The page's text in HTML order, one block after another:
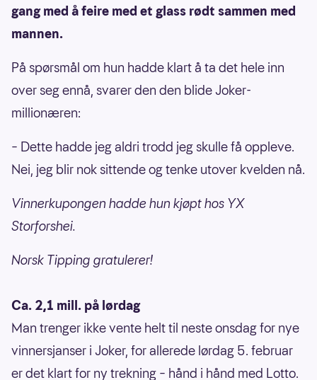
gang med å feire med et glass rødt sammen med
mannen.
På spørsmål om hun hadde klart å ta det hele inn
over seg ennå, svarer den den blide Joker-
millionæren:
– Dette hadde jeg aldri trodd jeg skulle få oppleve.
Nei, jeg blir nok sittende og tenke utover kvelden nå.
Vinnerkupongen hadde hun kjøpt hos YX
Storforshei.
Norsk Tipping gratulerer!
Ca. 2,1 mill. på lørdag
Man trenger ikke vente helt til neste onsdag for nye
vinnersjanser i Joker, for allerede lørdag 5. februar
er det klart for ny trekning – hånd i hånd med Lotto.